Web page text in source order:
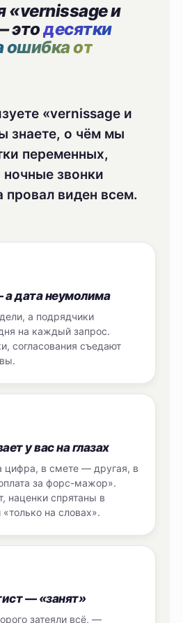
«vernissage и
этодесятки
ошибка от
«vernissage и
знаете, о чём мы
переменных,
ночные звонки
провал виден всем.
а дата неумолима
а подрядчики
на каждый запрос.
согласования съедают
у вас на глазах
цифра, в смете — другая, в
за форс-мажор».
наценки спрятаны в
на словах».
— «занят»
затеяли всё, —